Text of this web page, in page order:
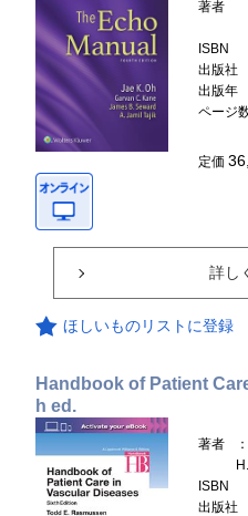
著者
ISBN
出版社
出版年
ページ
定価
詳し
ほしいものリストに登録
Handbook of Patient
h ed.
著者
ISBN
出版社